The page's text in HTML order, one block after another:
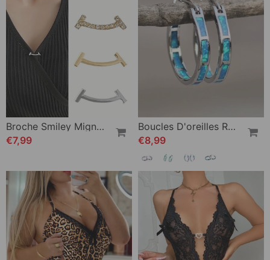
Broche Smiley Mignonne
€7,99
Boucles D'oreilles Rondes Colorées
€8,99